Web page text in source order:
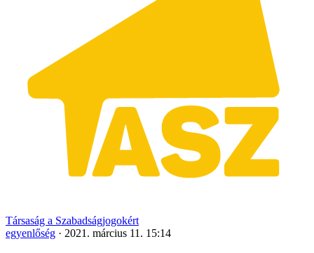
Társaság a Szabadságjogokért
egyenlőség · 2021. március 11. 15:14